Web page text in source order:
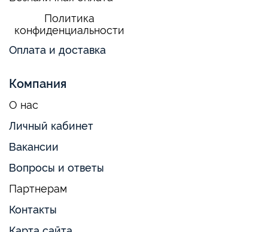
Политика
конфиденциальности
Оплата и доставка
Компания
О нас
Личный кабинет
Вакансии
Вопросы и ответы
Партнерам
Контакты